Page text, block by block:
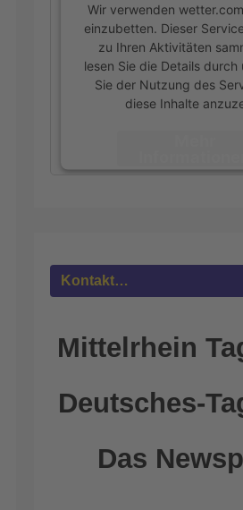
Wir verwenden
einzubetten. Dieser
zu Ihren Aktivitäten
lesen Sie die Details durch
Sie der Nutzung des
diese Inhalte
Kontakt…
Mittelrhein
Deutsches-
Das